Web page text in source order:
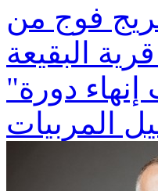
فوج من
البقيعة
"نلتقي اليوم هنا في حفلٍ خاص، هو توزيع شهادات إنهاء دورة
المربيات